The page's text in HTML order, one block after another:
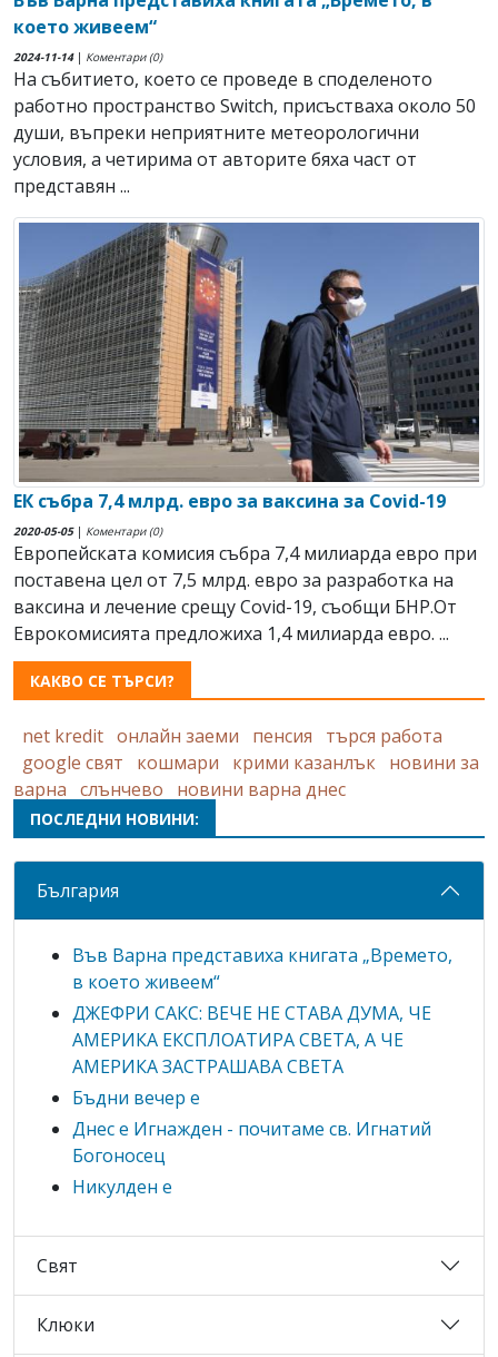
което живеем“
2024-11-14| Коментари (0)
На събитието, което се проведе в споделеното
работно пространство Switch, присъстваха около 50
души, въпреки неприятните метеорологични
условия, а четирима от авторите бяха част от
представян ...
ЕК събра 7,4 млрд. евро за ваксина за Covid-19
2020-05-05| Коментари (0)
Европейската комисия събра 7,4 милиарда евро при
поставена цел от 7,5 млрд. евро за разработка на
ваксина и лечение срещу Covid-19, съобщи БНР.От
Еврокомисията предложиха 1,4 милиарда евро. ...
КАКВО СЕ ТЪРСИ?
net kredit онлайн заеми пенсия
търся работа
google свят
кошмари крими казанлък новини за
варна слънчево новини варна днес
ПОСЛЕДНИ НОВИНИ:
България
Във Варна представиха книгата „Времето,
в което живеем“
ДЖЕФРИ САКС: ВЕЧЕ НЕ СТАВА ДУМА, ЧЕ
АМЕРИКА ЕКСПЛОАТИРА СВЕТА, А ЧЕ
АМЕРИКА ЗАСТРАШАВА СВЕТА
Бъдни вечер е
Днес е Игнажден - почитаме св. Игнатий
Богоносец
Никулден е
Свят
Клюки